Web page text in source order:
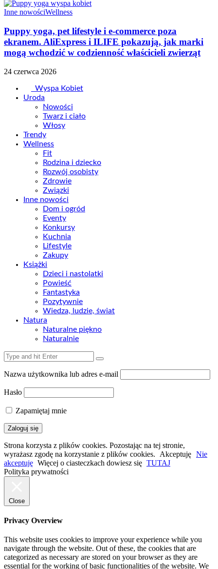
Inne nowościWellness
Puppy yoga, pet lifestyle i e-commerce poza
ekranem. AliExpress i ILIFE pokazują, jak marki
mogą wchodzić w codzienność właścicieli zwierząt
24 czerwca 2026
Wyspa Kobiet
Uroda
Nowości
Twarz i ciało
Włosy
Trendy
Wellness
Fit
Rodzina i dziecko
Rozwój osobisty
Zdrowie
Związki
Inne nowości
Dom i ogród
Eventy
Konkursy
Kuchnia
Lifestyle
Zakupy
Książki
Dzieci i nastolatki
Powieść
Fantastyka
Pozytywnie
Wiedza, ludzie, świat
Natura
Naturalne piękno
Naturalnie
Nazwa użytkownika lub adres e-mail
Hasło
Zapamiętaj mnie
Strona korzysta z plików cookies. Pozostając na tej stronie,
wyrażasz zgodę na korzystanie z plików cookies.
Akceptuję Nie
akceptuję Więcej o ciasteczkach dowiesz się TUTAJ
Polityka prywatności
Close
Privacy Overview
This website uses cookies to improve your experience while you
navigate through the website. Out of these, the cookies that are
categorized as necessary are stored on your browser as they are
essential for the working of basic functionalities of the website. We